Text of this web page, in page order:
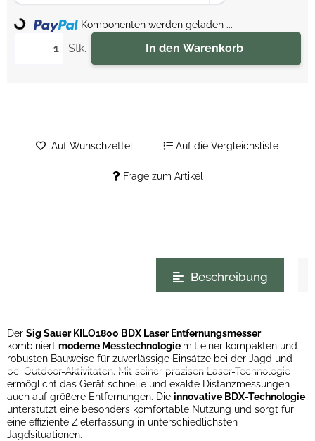
Stk. In den Warenkorb
Loading... Komponenten werden geladen ...
Frage zum Artikel
Auf Wunschzettel Auf die Vergleichsliste
Beschreibung
Der Sig Sauer KILO1800 BDX Laser Entfernungsmesser
kombiniert moderne Messtechnologie mit einer kompakten und
robusten Bauweise für zuverlässige Einsätze bei der Jagd und
bei Outdoor-Aktivitäten. Mit seiner präzisen Laser-Technologie
ermöglicht das Gerät schnelle und exakte Distanzmessungen
auch auf größere Entfernungen. Die innovative BDX-Technologie
unterstützt eine besonders komfortable Nutzung und sorgt für
eine effiziente Zielerfassung in unterschiedlichsten
Jagdsituationen.